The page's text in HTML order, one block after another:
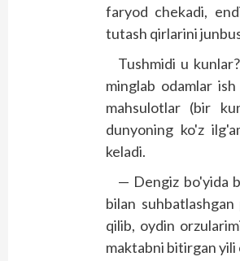
faryod chekadi,
tutash qirlarini
Tushmidi u
minglab odamlar
mahsulotlar (bir
dunyoning ko'z
keladi.
— Dengiz bo'yida
bilan
qilib, oydin
maktabni bitirgan yili